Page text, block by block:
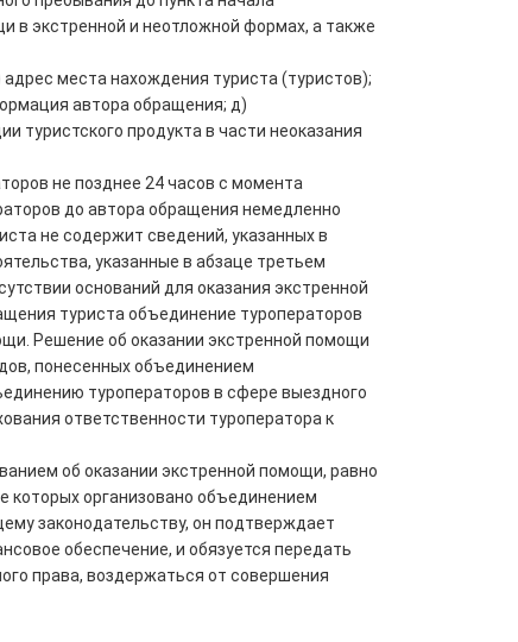
в экстренной и неотложной формах, а также
места нахождения туриста (туристов);
автора обращения; д)
туристского продукта в части неоказания
не позднее 24 часов с момента
до автора обращения немедленно
не содержит сведений, указанных в
указанные в абзаце третьем
оснований для оказания экстренной
туриста объединение туроператоров
Решение об оказании экстренной помощи
понесенных объединением
туроператоров в сфере выездного
ответственности туроператора к
об оказании экстренной помощи, равно
которых организовано объединением
законодательству, он подтверждает
обеспечение, и обязуется передать
права, воздержаться от совершения